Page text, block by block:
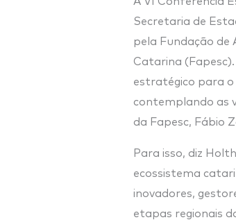
Secretaria de
pela Fundação de
Catarina
estratégico para o
contemplando as
da Fapesc, Fábio
Para isso, diz
ecossistema
inovadores,
etapas regionais